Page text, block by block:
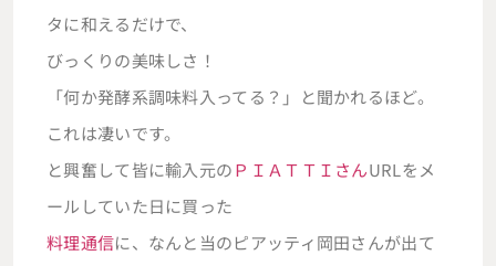
タに和えるだけで、
びっくりの美味しさ！
「何か発酵系調味料入ってる？」と聞かれるほど。
これは凄いです。
と興奮して皆に輸入元のＰＩＡＴＴＩさんURLをメ
ールしていた日に買った
料理通信に、なんと当のピアッティ岡田さんが出て